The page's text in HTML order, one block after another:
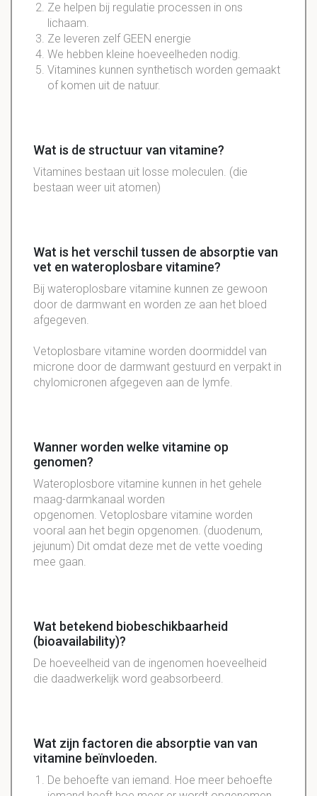
Ze helpen bij regulatie processen in ons
lichaam.
Ze leveren zelf GEEN energie
We hebben kleine hoeveelheden nodig.
Vitamines kunnen synthetisch worden gemaakt
of komen uit de natuur.
Wat is de structuur van vitamine?
Vitamines bestaan uit losse moleculen. (die
bestaan weer uit atomen)
Wat is het verschil tussen de absorptie van
vet en wateroplosbare vitamine?
Bij wateroplosbare vitamine kunnen ze gewoon
door de darmwant en worden ze aan het bloed
afgegeven.
Vetoplosbare vitamine worden doormiddel van
microne door de darmwant gestuurd en verpakt in
chylomicronen afgegeven aan de lymfe.
Wanner worden welke vitamine op
genomen?
Wateroplosbore vitamine kunnen in het gehele
maag-darmkanaal worden
opgenomen. Vetoplosbare vitamine worden
vooral aan het begin opgenomen. (duodenum,
jejunum) Dit omdat deze met de vette voeding
mee gaan.
Wat betekend biobeschikbaarheid
(bioavailability)?
De hoeveelheid van de ingenomen hoeveelheid
die daadwerkelijk word geabsorbeerd.
Wat zijn factoren die absorptie van van
vitamine beïnvloeden.
De behoefte van iemand. Hoe meer behoefte